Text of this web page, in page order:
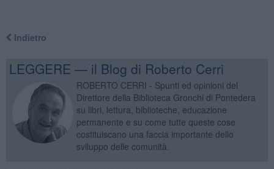
Indietro
LEGGERE — il Blog di Roberto Cerri
ROBERTO CERRI - Spunti ed opinioni del
Direttore della Biblioteca Gronchi di Pontedera
su libri, lettura, biblioteche, educazione
permanente e su come tutte queste cose
costituiscano una faccia importante dello
sviluppo delle comunità.